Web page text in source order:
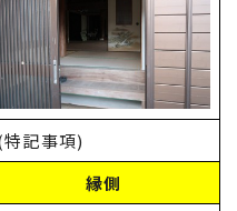
特記事項)
縁側